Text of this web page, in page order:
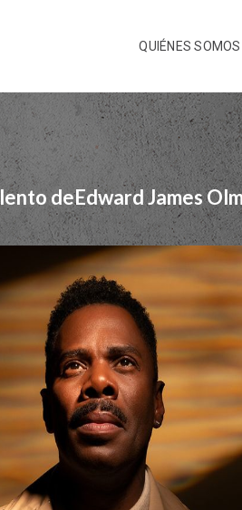
QUIÉNES SOMOS
deEdward James